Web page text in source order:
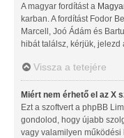
A magyar fordítást a
karban. A fordítást Fodor
Marcell, Joó Ádám és
hibát találsz, kérjük, jelezd
Vissza a tetejére
Miért nem érhető el az X
Ezt a szoftvert a phpBB
gondolod, hogy újabb
vagy valamilyen